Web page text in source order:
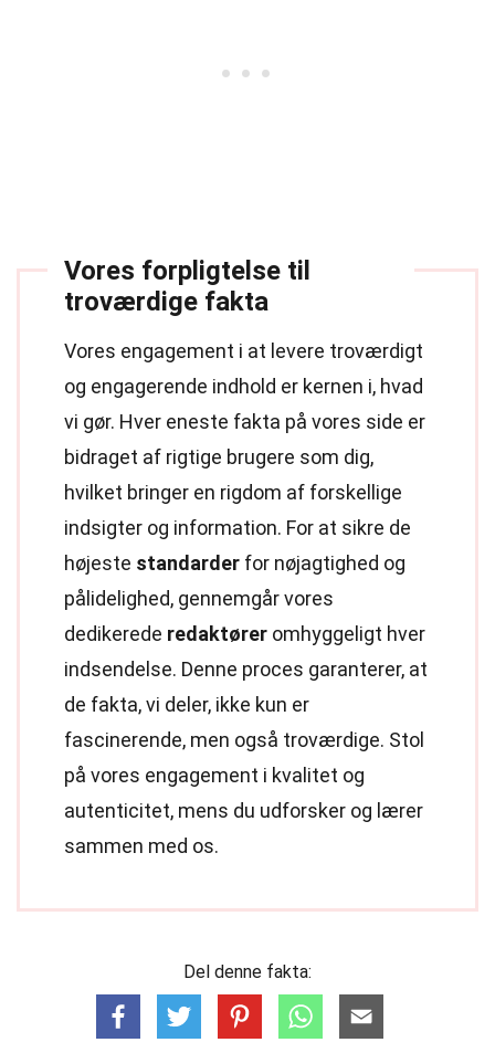
Vores forpligtelse til
troværdige fakta
Vores engagement i at levere troværdigt
og engagerende indhold er kernen i, hvad
vi gør. Hver eneste fakta på vores side er
bidraget af rigtige brugere som dig,
hvilket bringer en rigdom af forskellige
indsigter og information. For at sikre de
højeste standarder for nøjagtighed og
pålidelighed, gennemgår vores
dedikerede redaktører omhyggeligt hver
indsendelse. Denne proces garanterer, at
de fakta, vi deler, ikke kun er
fascinerende, men også troværdige. Stol
på vores engagement i kvalitet og
autenticitet, mens du udforsker og lærer
sammen med os.
Del denne fakta: